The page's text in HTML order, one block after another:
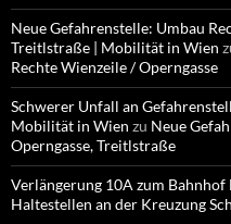
Neue Gefahrenstelle: Umbau
Treitlstraße | Mobilität in Wien
Rechte Wienzeile / Operngasse
Schwerer Unfall an
Mobilität in Wien zu Neue
Operngasse, Treitlstraße
Verlängerung 10A zum
Haltestellen an der Kreuzung